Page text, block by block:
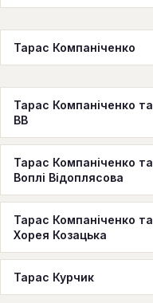
Тарас Компаніченко
Тарас Компаніченко та
ВВ
Тарас Компаніченко та
Воплі Відоплясова
Тарас Компаніченко та
Хорея Козацька
Тарас Курчик